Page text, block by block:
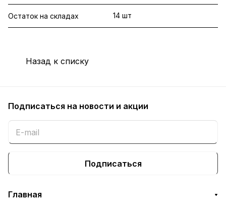
Остаток на складах 14 шт
Назад к списку
Подписаться на новости и акции
Подписаться
Главная